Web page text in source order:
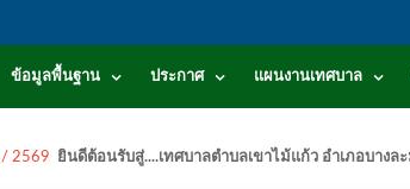
ข้อมูลพื้นฐาน ประกาศ แผนงานเทศบาล
/ 2569 ยินดีต้อนรับสู่....เทศบาลตำบลเขาไม้แก้ว อำเภอบาง